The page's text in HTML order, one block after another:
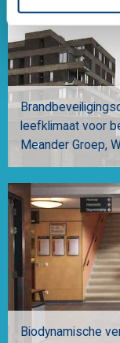
leefklimaat voor
Meander Groep
Biodynamische